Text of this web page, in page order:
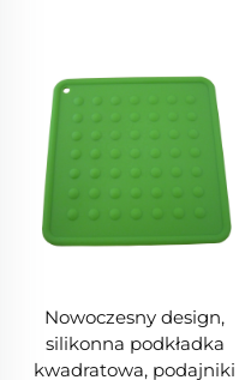
Nowoczesny design,
silikonna podkładka
kwadratowa, podajniki